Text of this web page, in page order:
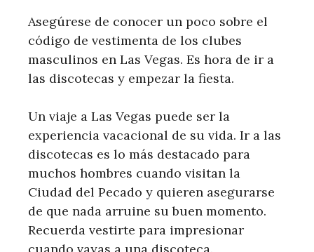
Asegúrese de conocer un poco sobre el
código de vestimenta de los clubes
masculinos en Las Vegas. Es hora de ir a
las discotecas y empezar la fiesta.
Un viaje a Las Vegas puede ser la
experiencia vacacional de su vida. Ir a las
discotecas es lo más destacado para
muchos hombres cuando visitan la
Ciudad del Pecado y quieren asegurarse
de que nada arruine su buen momento.
Recuerda vestirte para impresionar